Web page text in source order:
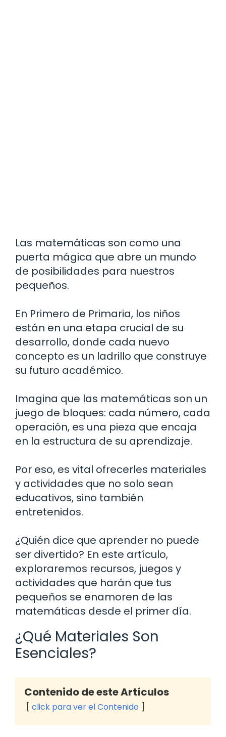
Las matemáticas son como una
puerta mágica que abre un mundo
de posibilidades para nuestros
pequeños.
En Primero de Primaria, los niños
están en una etapa crucial de su
desarrollo, donde cada nuevo
concepto es un ladrillo que construye
su futuro académico.
Imagina que las matemáticas son un
juego de bloques: cada número, cada
operación, es una pieza que encaja
en la estructura de su aprendizaje.
Por eso, es vital ofrecerles materiales
y actividades que no solo sean
educativos, sino también
entretenidos.
¿Quién dice que aprender no puede
ser divertido? En este artículo,
exploraremos recursos, juegos y
actividades que harán que tus
pequeños se enamoren de las
matemáticas desde el primer día.
¿Qué Materiales Son
Esenciales?
Contenido de este Artículos
click para ver el Contenido